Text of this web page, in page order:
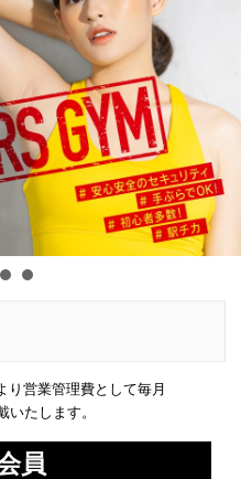
営業管理費として毎月
いたします。
員